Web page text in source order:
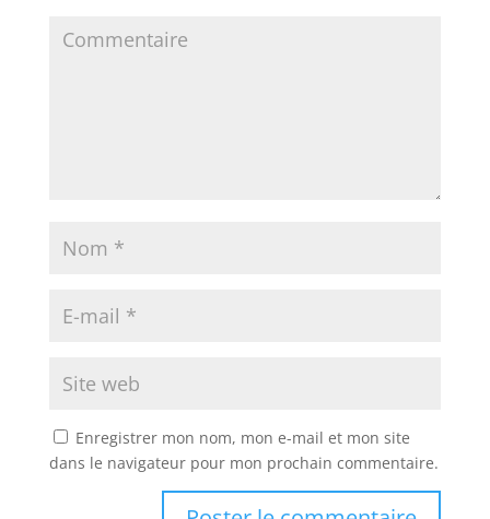
Enregistrer mon nom, mon e-mail et mon site
dans le navigateur pour mon prochain commentaire.